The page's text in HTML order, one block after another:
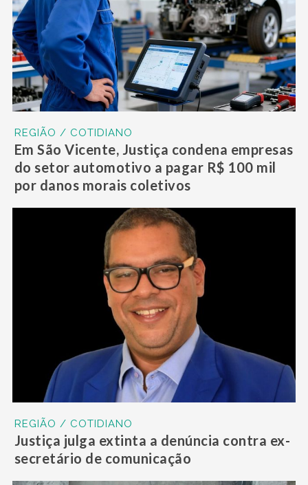
REGIÃO / COTIDIANO
Em São Vicente, Justiça condena empresas
do setor automotivo a pagar R$ 100 mil
por danos morais coletivos
REGIÃO / COTIDIANO
Justiça julga extinta a denúncia contra ex-
secretário de comunicação